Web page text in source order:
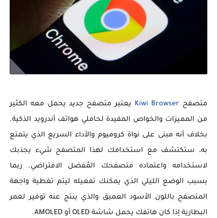
متصفح Kiwi Browser يعتبر متصفح جديد يحمل معه الكثير
من المميزات والخواص المفيدة لحاملي هواتف أندرويد الذكية.
بخلاف أنه مبنى على نواة كروميوم والأداء السريع الذي يتمتع
به، ستكتشف مع استخدامك لهذا المتصفح شيء يجذبك
لاستخدامه واعتماده متصفحك المُفضل الافتراضي. ربما
بسبب الوضع الليلي الذي يمكنك تفعيله ليتم تغطية واجهة
المتصفح باللون الأسود العميق والذي ينتج عنه توفير لعمر
البطارية إذا كان هاتفك يحمل شاشة OLED أو AMOLED.